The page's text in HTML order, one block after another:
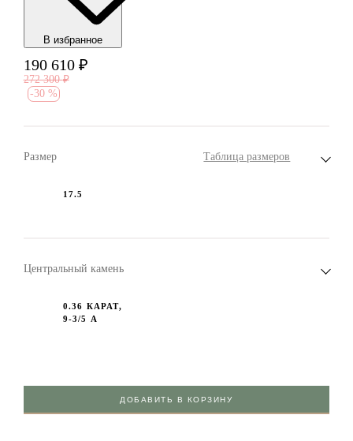
В избранноe
190 610 ₽
272 300 ₽
-30 %
Размер Таблица размеров
17.5
Центральный камень
0.36 КАРАТ,
9-3/5 А
ДОБАВИТЬ В КОРЗИНУ